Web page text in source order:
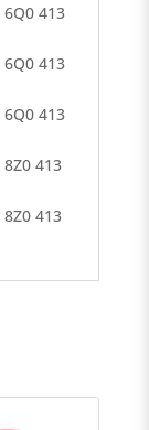
413
413
413
413
413